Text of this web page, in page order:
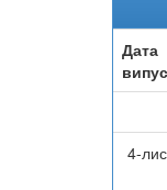
Дата
4-